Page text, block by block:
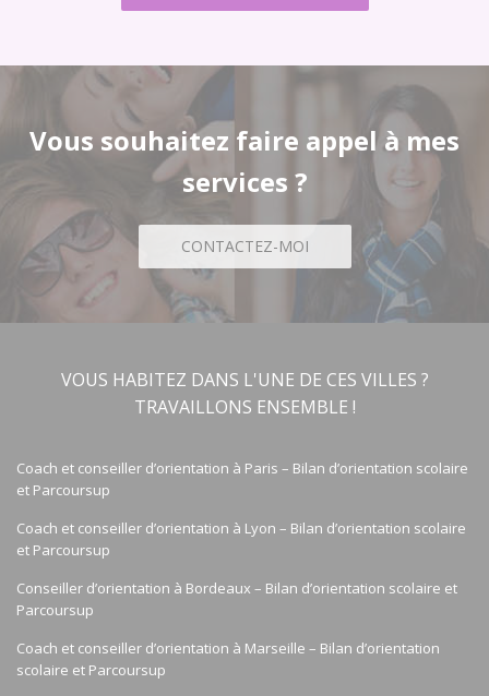
Vous souhaitez faire appel à mes
services ?
CONTACTEZ-MOI
VOUS HABITEZ DANS L'UNE DE CES VILLES ?
TRAVAILLONS ENSEMBLE !
Coach et conseiller d’orientation à Paris – Bilan d’orientation scolaire
et Parcoursup
Coach et conseiller d’orientation à Lyon – Bilan d’orientation scolaire
et Parcoursup
Conseiller d’orientation à Bordeaux – Bilan d’orientation scolaire et
Parcoursup
Coach et conseiller d’orientation à Marseille – Bilan d’orientation
scolaire et Parcoursup